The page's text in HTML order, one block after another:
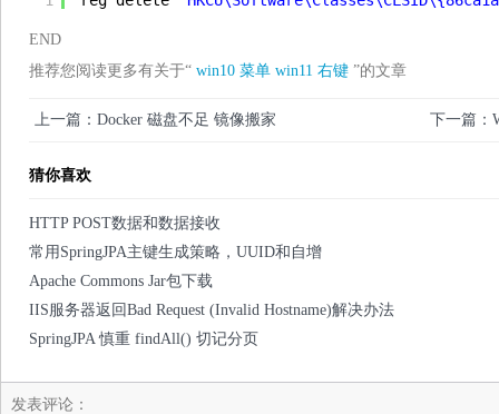
END
推荐您阅读更多有关于“ win10 菜单 win11 右键 ”的文章
上一篇：Docker 磁盘不足 镜像搬家 下一篇：
猜你喜欢
HTTP POST数据和数据接收
常用SpringJPA主键生成策略，UUID和自增
Apache Commons Jar包下载
IIS服务器返回Bad Request (Invalid Hostname)解决办法
SpringJPA 慎重 findAll() 切记分页
发表评论：